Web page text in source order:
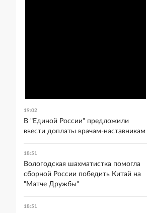
19:02
В "Единой России" предложили
ввести доплаты врачам-наставникам
18:51
Вологодская шахматистка помогла
сборной России победить Китай на
"Матче Дружбы"
18:51